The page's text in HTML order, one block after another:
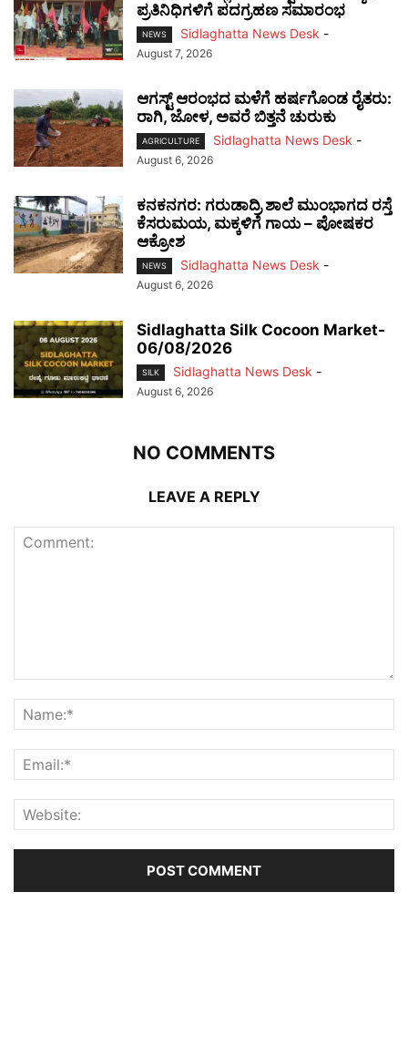
ಪ್ರತಿನಿಧಿಗಳಿಗೆ ಪದಗ್ರಹಣ ಸಮಾರಂಭ
NEWS Sidlaghatta News Desk -
August 7, 2026
ಆಗಸ್ಟ್ ಆರಂಭದ ಮಳೆಗೆ ಹರ್ಷಗೊಂಡ ರೈತರು:
ರಾಗಿ, ಜೋಳ, ಅವರೆ ಬಿತ್ತನೆ ಚುರುಕು
AGRICULTURE Sidlaghatta News Desk -
August 6, 2026
ಕನಕನಗರ: ಗರುಡಾದ್ರಿ ಶಾಲೆ ಮುಂಭಾಗದ ರಸ್ತೆ
ಕೆಸರುಮಯ, ಮಕ್ಕಳಿಗೆ ಗಾಯ – ಪೋಷಕರ
ಆಕ್ರೋಶ
NEWS Sidlaghatta News Desk -
August 6, 2026
Sidlaghatta Silk Cocoon Market-
06/08/2026
SILK Sidlaghatta News Desk -
August 6, 2026
NO COMMENTS
LEAVE A REPLY